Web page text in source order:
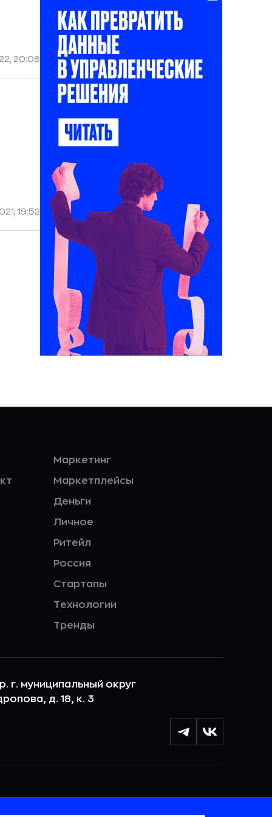
20:08
19:52
Маркетинг
Маркетплейсы
Деньги
Личное
Ритейл
Россия
Стартапы
Технологии
Тренды
г. муниципальный округ
д. 18, к. 3
веб-сайтом. Если вы не хотите, чтобы ваши